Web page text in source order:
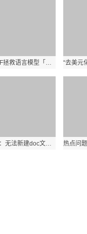
最新RLHF拯救语言模型「胡说八道」！微调效果比ChatGPT更好_天天微头条
全球看点：无法新建doc文档_新建doc文档下载